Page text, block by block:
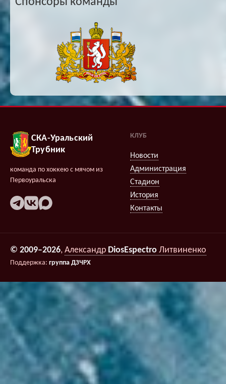
СКА-Уральский
Трубник
команда по хоккею с мячом из
Первоуральска
КЛУБ
Новости
Администрация
Стадион
История
Контакты
© 2009–2026, Александр DiosEspectro Литвиненко
Поддержка: группа ДЗЧРХ